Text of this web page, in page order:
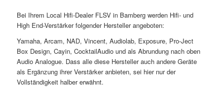
Bei Ihrem Local Hifi-Dealer FLSV in Bamberg werden Hifi- und
High End-Verstärker folgender Hersteller angeboten:
Yamaha, Arcam, NAD, Vincent, Audiolab, Exposure, Pro-Ject
Box Design, Cayin, CocktailAudio und als Abrundung nach oben
Audio Analogue. Dass alle diese Hersteller auch andere Geräte
als Ergänzung ihrer Verstärker anbieten, sei hier nur der
Vollständigkeit halber erwähnt.